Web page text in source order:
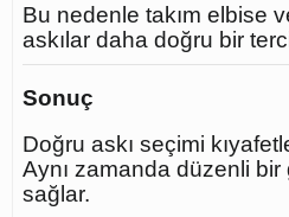
Bu nedenle takım elbise
askılar daha doğru bir
Sonuç
Doğru askı seçimi
Aynı zamanda düzenli bir
sağlar.